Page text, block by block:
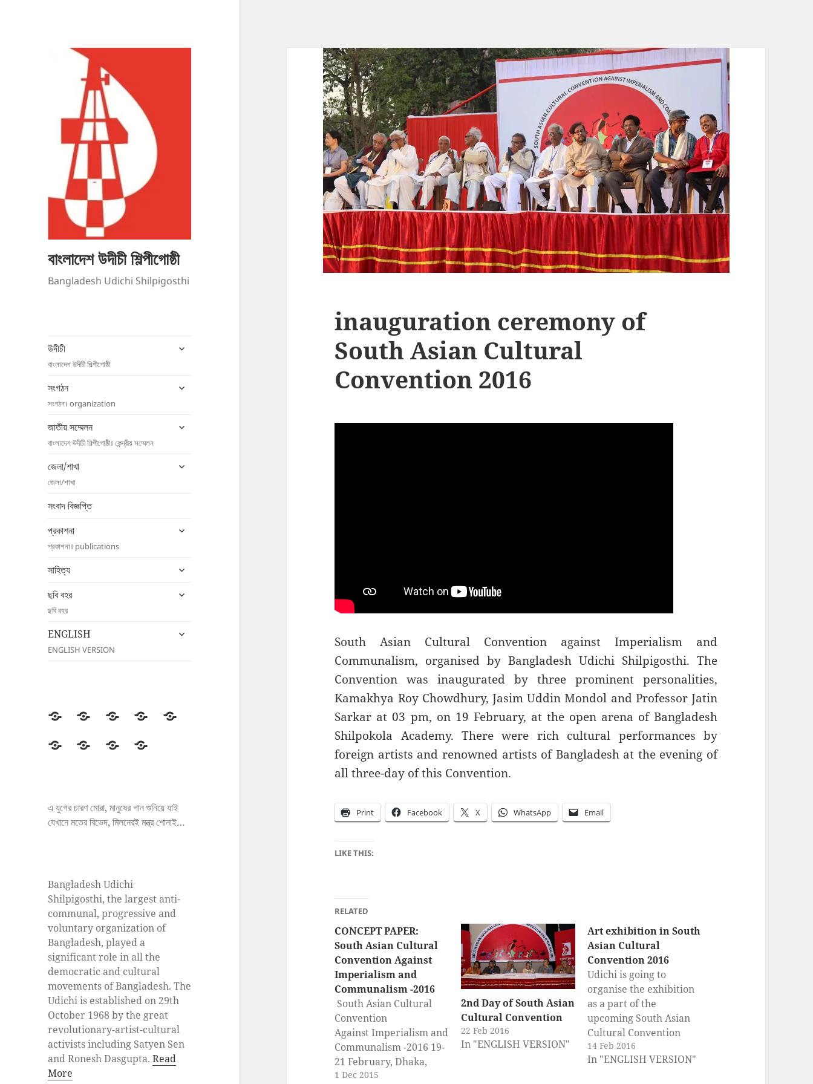
বাংলাদেশ উদীচী শিল্পীগোষ্ঠী
Bangladesh Udichi Shilpigosthi
উদীচী
বাংলাদেশ উদীচী শিল্পীগোষ্ঠী
expand
সংগঠন
সংগঠন। organization
expand
জাতীয় সম্মেলন
বাংলাদেশ উদীচী শিল্পীগোষ্ঠী। কেন্দ্রীয় সম্মেলন
expand
জেলা/শাখা
জেলা/শাখা
expand
সংবাদ বিজ্ঞপ্তি
প্রকাশনা
প্রকাশনা। publications
expand
সাহিত্য
expand
menu
ছবি বহর
ছবি বহর
expand
ENGLISH
ENGLISH VERSION
expand
উদীচী সংগঠন
জাতীয়
জেলা/
সংবাদ
প্রকাশনাসাহিত্য
ছবি
ENGLISH
এ যুগের চারণ মোরা, মানুষের গান শুনিয়ে যাই
যেখানে মতের বিভেদ, মিলনেরই মন্ত্র শোনাই…
Bangladesh Udichi
Shilpigosthi, the largest anti-
communal, progressive and
voluntary organization of
Bangladesh, played a
significant role in all the
democratic and cultural
movements of Bangladesh. The
Udichi is established on 29th
October 1968 by the great
revolutionary-artist-cultural
activists including Satyen Sen
and Ronesh Dasgupta.Read
More
inauguration ceremony of
South Asian Cultural
Convention 2016
South Asian Cultural Convention against Imperialism and
Communalism, organised by Bangladesh Udichi Shilpigosthi. The
Convention was inaugurated by three prominent personalities,
Kamakhya Roy Chowdhury, Jasim Uddin Mondol and Professor Jatin
Sarkar at 03 pm, on 19 February, at the open arena of Bangladesh
Shilpokola Academy. There were rich cultural performances by
foreign artists and renowned artists of Bangladesh at the evening of
all three-day of this Convention.
Print Facebook X WhatsApp Email
LIKE THIS:
RELATED
CONCEPT PAPER:
South Asian Cultural
Convention Against
Imperialism and
Communalism -2016
South Asian Cultural
Convention
Against Imperialism and
Communalism -2016 19-
21 February, Dhaka,
Bangladesh CONCEPT
1 Dec 2015
2nd Day of South Asian
Cultural Convention
22 Feb 2016
In "ENGLISH VERSION"
Art exhibition in South
Asian Cultural
Convention 2016
Udichi is going to
organise the exhibition
as a part of the
upcoming South Asian
Cultural Convention
against Imperialism and
Communalism. The
14 Feb 2016
In "ENGLISH VERSION"